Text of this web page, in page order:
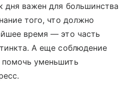
дня важен для большинства
того, что должно
время — это часть
А еще соблюдение
уменьшить